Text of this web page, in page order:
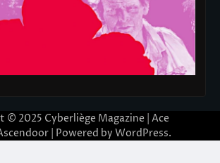
© 2025 Cyberliège Magazine | Ace
| Powered by WordPress.